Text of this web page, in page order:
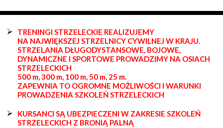
TRENINGI STRZELECKIE REALIZUJEMY
NA NAJWIĘKSZEJ STRZELNICY CYWILNEJ W KRAJU.
STRZELANIA DŁUGODYSTANSOWE, BOJOWE,
DYNAMICZNE I SPORTOWE PROWADZIMY NA OSIACH
STRZELECKICH
500 m, 300 m, 100 m, 50 m, 25 m.
ZAPEWNIA TO OGROMNE MOŻLIWOŚCI I WARUNKI
PROWADZENIA SZKOLEŃ STRZELECKICH
KURSANCI SĄ UBEZPIECZENI W ZAKRESIE SZKOLEŃ
STRZELECKICH Z BRONIĄ PALNĄ